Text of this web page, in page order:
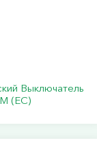
Выключатель
(ЕС)